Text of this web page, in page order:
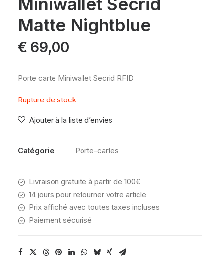
Matte Nightblue
€ 69,00
Porte carte Miniwallet Secrid RFID
Rupture de stock
Ajouter à la liste d’envies
Catégorie Porte-cartes
Livraison gratuite à partir de 100€
14 jours pour retourner votre article
Prix affiché avec toutes taxes incluses
Paiement sécurisé